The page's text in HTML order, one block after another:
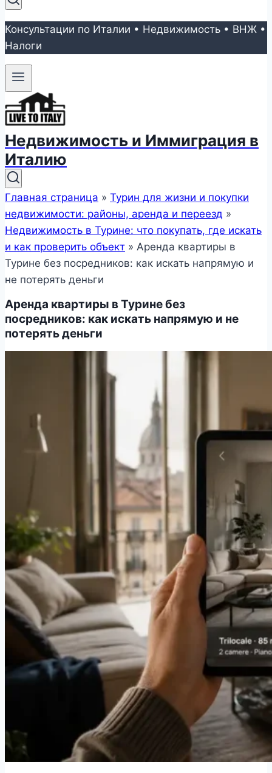
Консультации по Италии • Недвижимость • ВНЖ •
Налоги
Недвижимость и Иммиграция в
Италию
Главная страница » Турин для жизни и покупки
недвижимости: районы, аренда и переезд »
Недвижимость в Турине: что покупать, где искать
и как проверить объект » Аренда квартиры в
Турине без посредников: как искать напрямую и
не потерять деньги
Аренда квартиры в Турине без
посредников: как искать напрямую и не
потерять деньги